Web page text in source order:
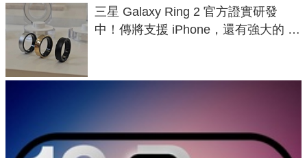
三星 Galaxy Ring 2 官方證實研發
中！傳將支援 iPhone，還有強大的 AI